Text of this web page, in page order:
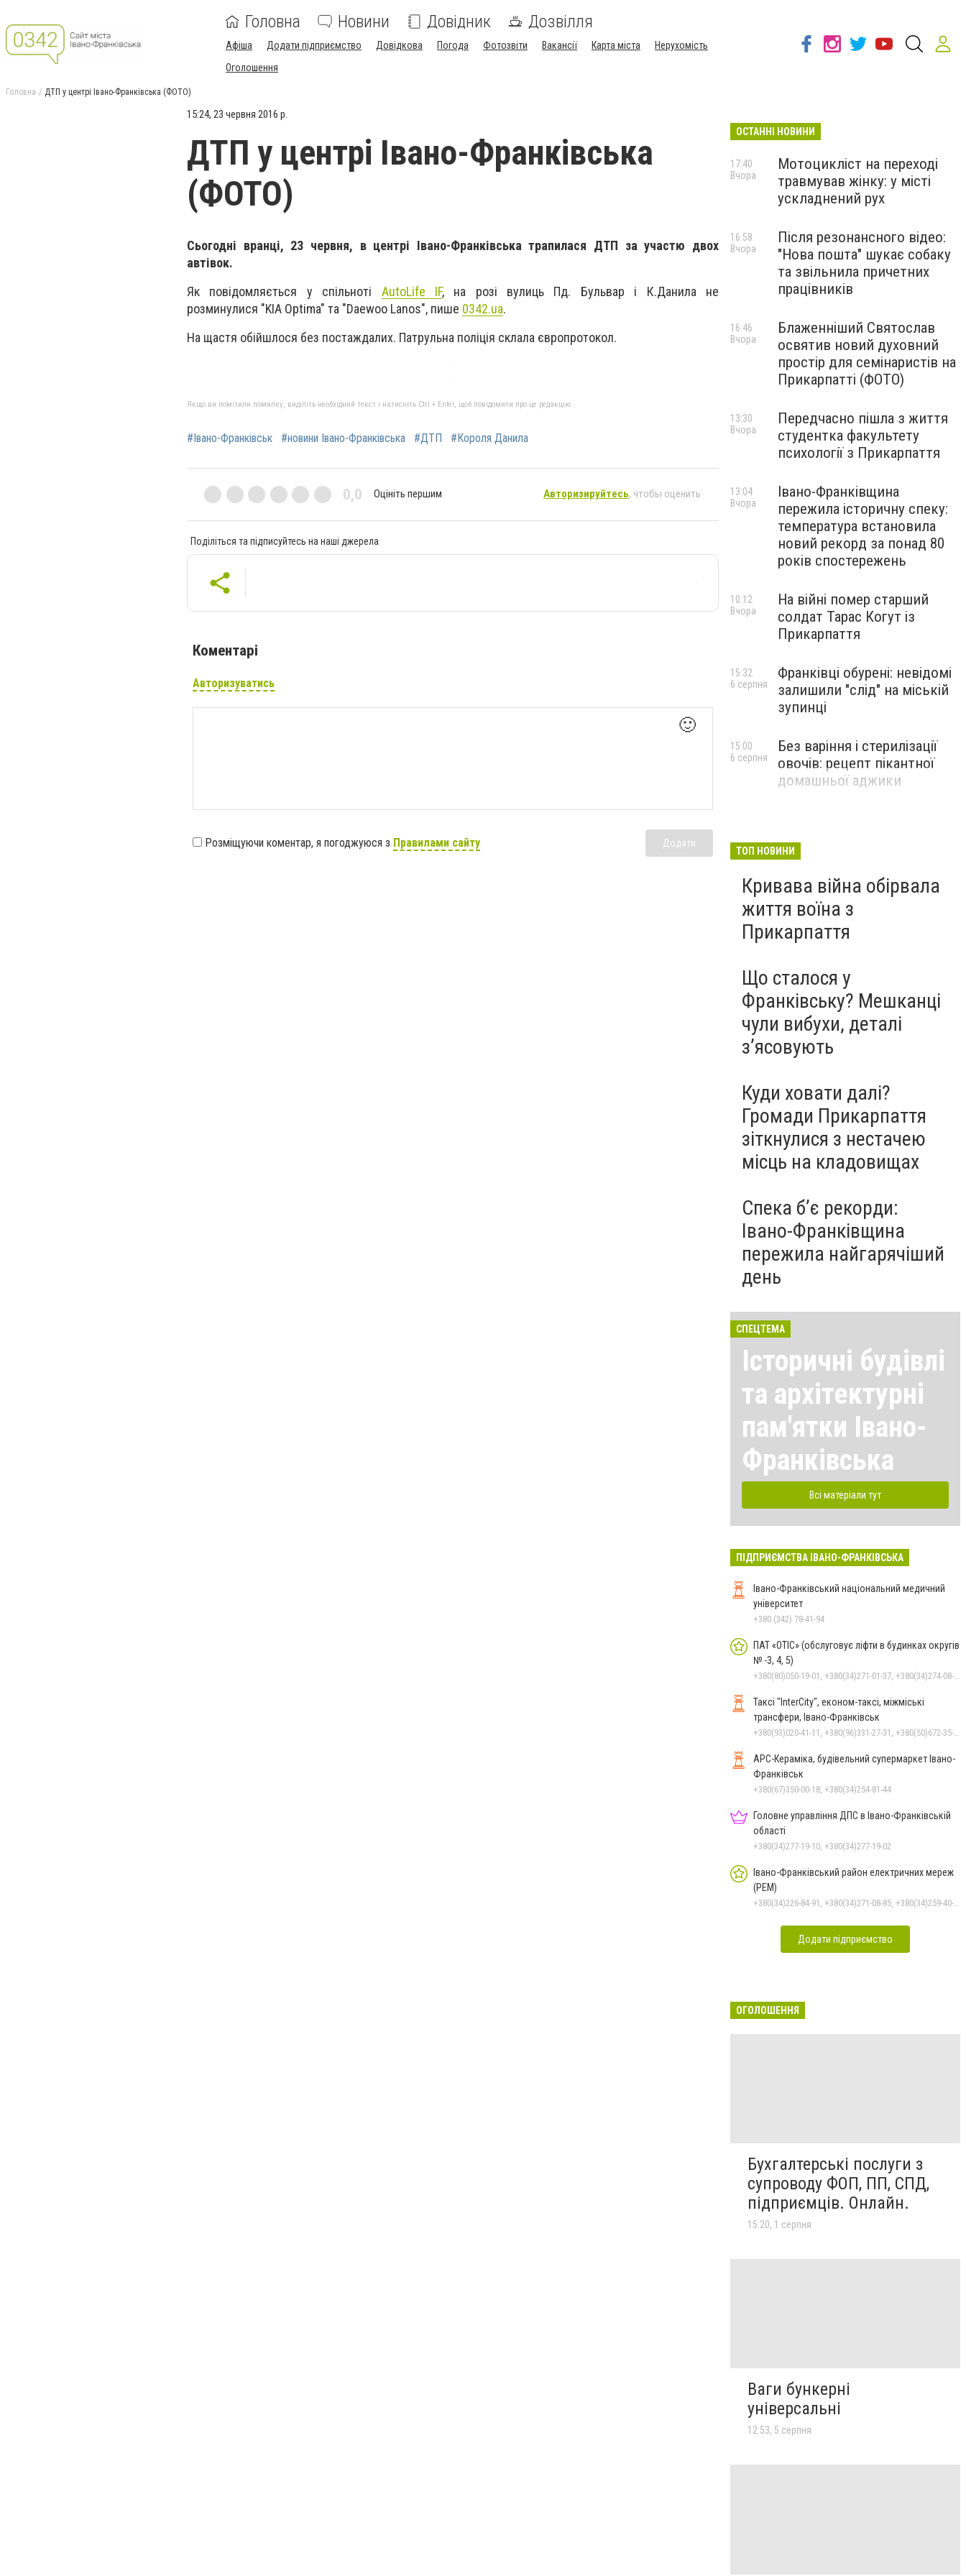
Головна Новини Довідник Дозвілля
Афіша Додати підприємство Довідкова Погода Фотозвіти Вакансії Карта міста
Нерухомість
Оголошення
Головна ДТП у центрі Івано-Франківська (ФОТО)
15:24, 23 червня 2016 р.
ДТП у центрі Івано-Франківська
(ФОТО)
Сьогодні вранці, 23 червня, в центрі Івано-Франківська трапилася ДТП за участю двох
автівок.
Як повідомляється у спільноті AutoLife IF, на розі вулиць Пд. Бульвар і К.Данила не
розминулися "KIA Optima" та "Daewoo Lanos", пише 0342.ua.
На щастя обійшлося без постаждалих. Патрульна поліція склала європротокол.
Якщо ви помітили помилку, виділіть необхідний текст і натисніть Ctrl + Enter, щоб повідомити про це редакцію
#Івано-Франківськ #новини Івано-Франківська #ДТП #Короля Данила
0,0 Оцініть першим Авторизируйтесь, чтобы оценить
Поділіться та підписуйтесь на наші джерела
Коментарі
Авторизуватись
🙂
Розміщуючи коментар, я погоджуюся з Правилами сайту Додати
ОСТАННІ НОВИНИ
Мотоцикліст на переході
травмував жінку: у місті
ускладнений рух
17:40
Вчора
Після резонансного відео:
"Нова пошта" шукає собаку
та звільнила причетних
працівників
16:58
Вчора
Блаженніший Святослав
освятив новий духовний
простір для семінаристів на
Прикарпатті (ФОТО)
16:46
Вчора
Передчасно пішла з життя
студентка факультету
психології з Прикарпаття
13:30
Вчора
Івано-Франківщина
пережила історичну спеку:
температура встановила
новий рекорд за понад 80
років спостережень
13:04
Вчора
На війні помер старший
солдат Тарас Когут із
Прикарпаття
10:12
Вчора
Франківці обурені: невідомі
залишили "слід" на міській
зупинці
15:32
6 серпня
Без варіння і стерилізації
овочів: рецепт пікантної
домашньої аджики
15:00
6 серпня
ТОП НОВИНИ
Кривава війна обірвала
життя воїна з
Прикарпаття
Що сталося у
Франківську? Мешканці
чули вибухи, деталі
з’ясовують
Куди ховати далі?
Громади Прикарпаття
зіткнулися з нестачею
місць на кладовищах
Спека б’є рекорди:
Івано-Франківщина
пережила найгарячіший
день
СПЕЦТЕМА
Історичні будівлі
та архітектурні
пам'ятки Івано-
Франківська
Всі матеріали тут
ПІДПРИЄМСТВА ІВАНО-ФРАНКІВСЬКА
Івано-Франківський національний медичний
університет
+380 (342) 78-41-94
ПАТ «ОТІС» (обслуговує ліфти в будинках округів
№ -3, 4, 5)
Таксі "InterCity", економ-таксі, міжміські
трансфери, Івано-Франківськ
АРС-Кераміка, будівельний супермаркет Івано-
Франківськ
+380(67)350-00-18, +380(34)254-81-44
Головне управління ДПС в Івано-Франківській
області
+380(34)277-19-10, +380(34)277-19-02
Івано-Франківський район електричних мереж
(РЕМ)
Додати підприємство
ОГОЛОШЕННЯ
Бухгалтерські послуги з
супроводу ФОП, ПП, СПД,
підприємців. Онлайн.
15:20, 1 серпня
Ваги бункерні
універсальні
12:53, 5 серпня